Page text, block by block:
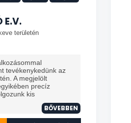
E.V.
területén
tevékenykedünk az
A megjelölt
precíz
kis
BŐVEBBEN